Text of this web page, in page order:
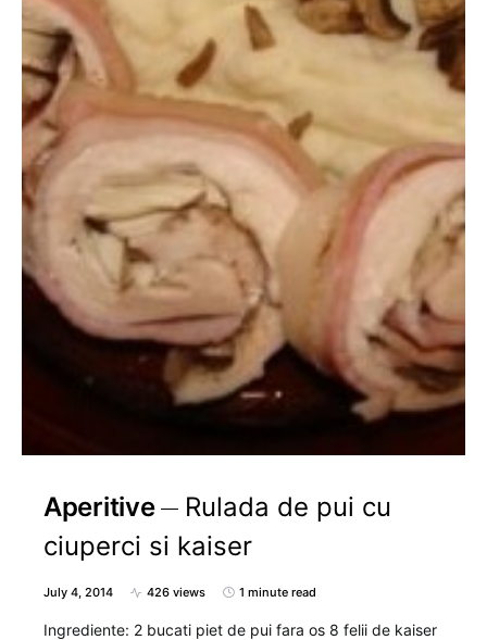
Aperitive
Rulada de pui cu
ciuperci si kaiser
July 4, 2014 426 views 1 minute read
Ingrediente: 2 bucati piet de pui fara os 8 felii de kaiser